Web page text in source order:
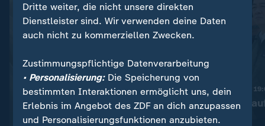
Nachrichten | heute 19:00 Uhr
Trotz Krieg:
Leihmutterschaft in der
Ukraine
Video1:38
Nachrichten | heute
Taiwan rüstet
Video1:45
Dritte weiter, die nicht unsere direkten
Dienstleister sind. Wir verwenden deine Daten
auch nicht zu kommerziellen Zwecken.
Zustimmungspflichtige Datenverarbeitung
• Personalisierung:Die Speicherung von
bestimmten Interaktionen ermöglicht uns, dein
Erlebnis im Angebot des ZDF an dich anzupassen
und Personalisierungsfunktionen anzubieten.